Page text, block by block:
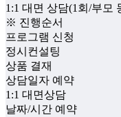
1:1 대면 상담(1회/부모
※ 진행순서
프로그램 신청
정시컨설팅
상품 결재
상담일자 예약
1:1 대면상담
날짜/시간 예약